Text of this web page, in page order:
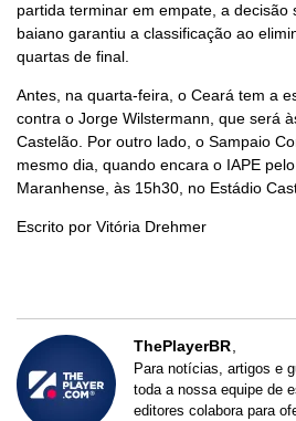
partida terminar em empate, a decisão
baiano garantiu a classificação ao
quartas de final.
Antes, na quarta-feira, o Ceará tem a
contra o Jorge Wilstermann, que será
Castelão. Por outro lado, o Sampaio
mesmo dia, quando encara o IAPE
Maranhense, às 15h30, no Estádio
Escrito por Vitória Drehmer
ThePlayerBR
Para notícias, artigos e
toda a nossa equipe de
editores colabora para